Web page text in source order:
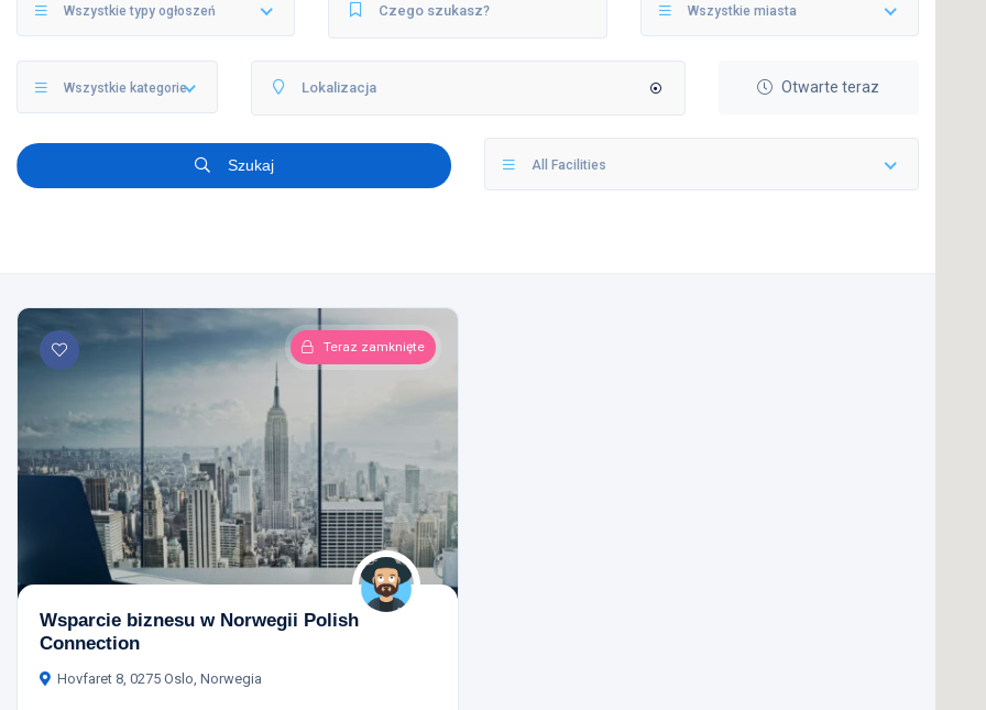
Wszystkie typy ogłoszeń Wszystkie miasta
Wszystkie kategorie Otwarte teraz
Szukaj All Facilities
Teraz zamknięte
Wsparcie biznesu w Norwegii Polish
Connection
Hovfaret 8, 0275 Oslo, Norwegia